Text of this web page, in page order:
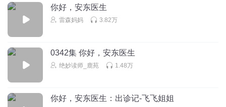
你好，安东医生
雷森妈妈 3.82万
0342集 你好，安东医生
绝妙读师_鹿苑 1.48万
你好，安东医生：出诊记-飞飞姐姐